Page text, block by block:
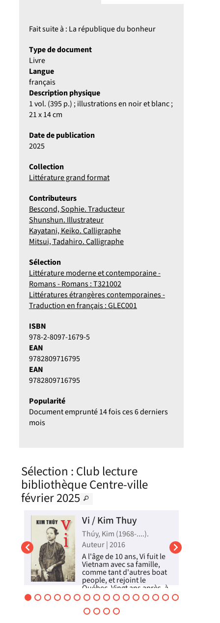
Fait suite à : La république du bonheur
Type de document
Livre
Langue
français
Description physique
1 vol. (395 p.) ; illustrations en noir et blanc ;
21 x 14 cm
Date de publication
2025
Collection
Littérature grand format
Contributeurs
Bescond, Sophie. Traducteur
Shunshun. Illustrateur
Kayatani, Keiko. Calligraphe
Mitsui, Tadahiro. Calligraphe
Sélection
Littérature moderne et contemporaine -
Romans - Romans : T321002
Littératures étrangères contemporaines -
Traduction en français : GLEC001
ISBN
978-2-8097-1679-5
EAN
9782809716795
EAN
9782809716795
Popularité
Document emprunté 14 fois ces 6 derniers
mois
Sélection : Club lecture
bibliothèque Centre-ville
février 2025
Vi / Kim Thuy
Thúy, Kim (1968-....).
Auteur | 2016
A l'âge de 10 ans, Vi fuit le
Vietnam avec sa famille,
comme tant d'autres boat
people, et rejoint le
Québec. Vingt ans après, à
l'occasion d'un retour
dans son pays, elle se
remémore son passé : ses